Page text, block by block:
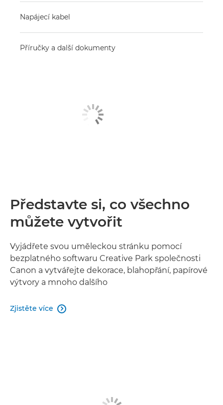
Napájecí kabel
Příručky a další dokumenty
Představte si, co všechno
můžete vytvořit
Vyjádřete svou uměleckou stránku pomocí
bezplatného softwaru Creative Park společnosti
Canon a vytvářejte dekorace, blahopřání, papírové
výtvory a mnoho dalšího
Zjistěte více 